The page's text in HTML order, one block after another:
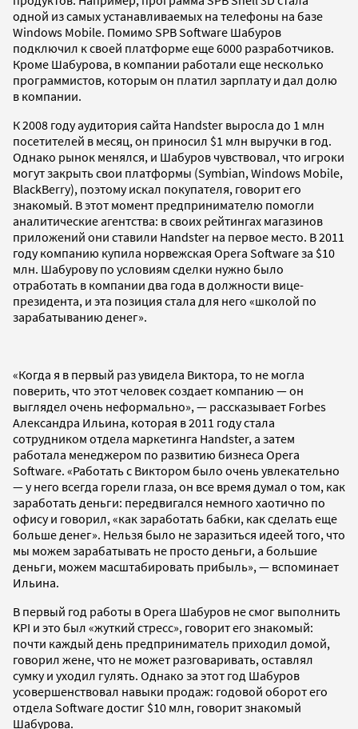
одной из самых устанавливаемых на телефоны на базе
Windows Mobile. Помимо SPB Software Шабуров
подключил к своей платформе еще 6000 разработчиков.
Кроме Шабурова, в компании работали еще несколько
программистов, которым он платил зарплату и дал долю
в компании.
К 2008 году аудитория сайта Handster выросла до 1 млн
посетителей в месяц, он приносил $1 млн выручки в год.
Однако рынок менялся, и Шабуров чувствовал, что игроки
могут закрыть свои платформы (Symbian, Windows Mobile,
BlackBerry), поэтому искал покупателя, говорит его
знакомый. В этот момент предпринимателю помогли
аналитические агентства: в своих рейтингах магазинов
приложений они ставили Handster на первое место. В 2011
году компанию купила норвежская Opera Software за $10
млн. Шабурову по условиям сделки нужно было
отработать в компании два года в должности вице-
президента, и эта позиция стала для него «школой по
зарабатыванию денег».
«Когда я в первый раз увидела Виктора, то не могла
поверить, что этот человек создает компанию — он
выглядел очень неформально», — рассказывает Forbes
Александра Ильина, которая в 2011 году стала
сотрудником отдела маркетинга Handster, а затем
работала менеджером по развитию бизнеса Opera
Software. «Работать с Виктором было очень увлекательно
— у него всегда горели глаза, он все время думал о том, как
заработать деньги: передвигался немного хаотично по
офису и говорил, «как заработать бабки, как сделать еще
больше денег». Нельзя было не заразиться идеей того, что
мы можем зарабатывать не просто деньги, а большие
деньги, можем масштабировать прибыль», — вспоминает
Ильина.
В первый год работы в Opera Шабуров не смог выполнить
KPI и это был «жуткий стресс», говорит его знакомый:
почти каждый день предприниматель приходил домой,
говорил жене, что не может разговаривать, оставлял
сумку и уходил гулять. Однако за этот год Шабуров
усовершенствовал навыки продаж: годовой оборот его
отдела Software достиг $10 млн, говорит знакомый
Шабурова.